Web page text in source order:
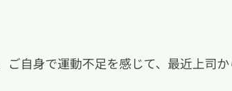
ご自身で運動不足を感じて、最近上司